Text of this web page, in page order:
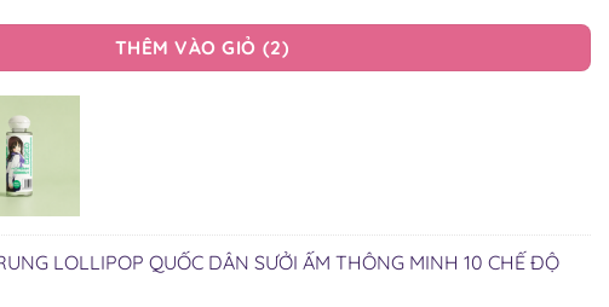
THÊM VÀO GIỎ 2
LOLLIPOP QUỐC DÂN SƯỞI ẤM THÔNG MINH 10 CHẾ ĐỘ